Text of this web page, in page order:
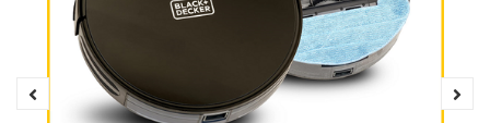
đầu xoay giúp dọn dẹp sâu và tối thiểu ở tất cả các góc
của ngôi nhà, thậm chí ở những nơi khó tiếp cận nhất.